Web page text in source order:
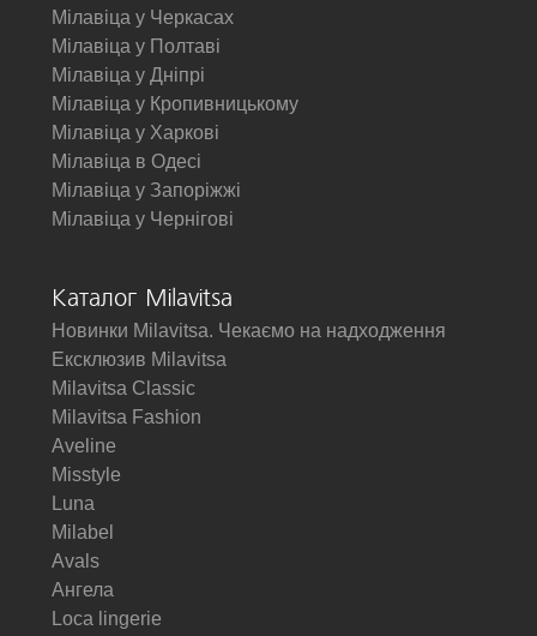
Мілавіца у Черкасах
Мілавіца у Полтаві
Мілавіца у Дніпрі
Мілавіца у Кропивницькому
Мілавіца у Харкові
Мілавіца в Одесі
Мілавіца у Запоріжжі
Мілавіца у Чернігові
Каталог Milavitsa
Новинки Milavitsa. Чекаємо на надходження
Ексклюзив Milavitsa
Milavitsa Classic
Milavitsa Fashion
Aveline
Misstyle
Luna
Milabel
Avals
Ангела
Loca lingerie